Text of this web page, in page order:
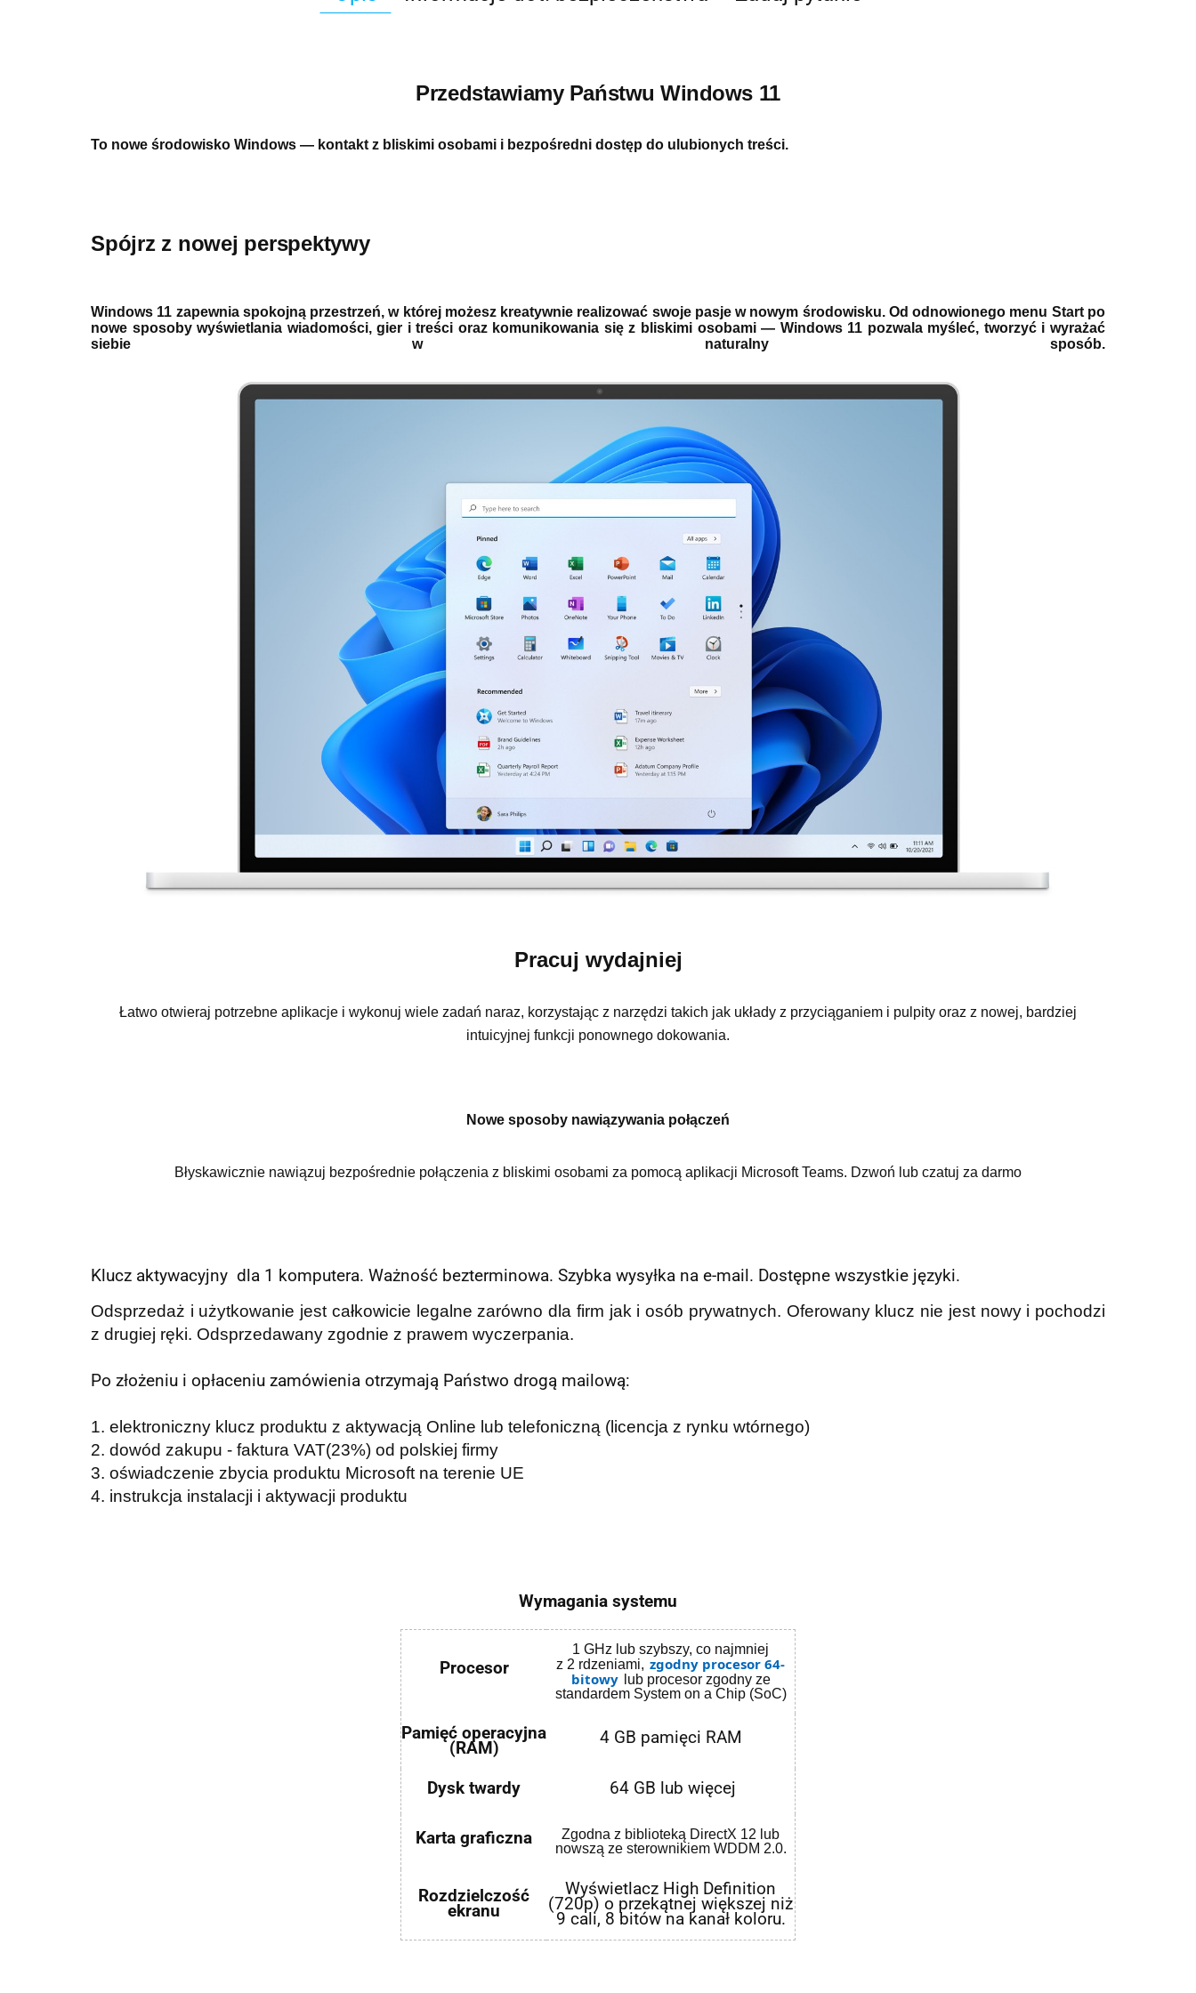
Przedstawiamy Państwu Windows 11
To nowe środowisko Windows — kontakt z bliskimi osobami i bezpośredni dostęp do ulubionych treści.
Spójrz z nowej perspektywy
Windows 11 zapewnia spokojną przestrzeń, w której możesz kreatywnie realizować swoje pasje w nowym środowisku. Od odnowionego menu Start po
nowe sposoby wyświetlania wiadomości, gier i treści oraz komunikowania się z bliskimi osobami — Windows 11 pozwala myśleć, tworzyć i wyrażać
siebie w naturalny sposób.
Pracuj wydajniej
Łatwo otwieraj potrzebne aplikacje i wykonuj wiele zadań naraz, korzystając z narzędzi takich jak układy z przyciąganiem i pulpity oraz z nowej, bardziej
intuicyjnej funkcji ponownego dokowania.
Nowe sposoby nawiązywania połączeń
Błyskawicznie nawiązuj bezpośrednie połączenia z bliskimi osobami za pomocą aplikacji Microsoft Teams. Dzwoń lub czatuj za darmo
Klucz aktywacyjny dla 1 komputera. Ważność bezterminowa. Szybka wysyłka na e-mail. Dostępne wszystkie języki.
Odsprzedaż i użytkowanie jest całkowicie legalne zarówno dla firm jak i osób prywatnych. Oferowany klucz nie jest nowy i pochodzi
z drugiej ręki. Odsprzedawany zgodnie z prawem wyczerpania.
Po złożeniu i opłaceniu zamówienia otrzymają Państwo drogą mailową:
1. elektroniczny klucz produktu z aktywacją Online lub telefoniczną (licencja z rynku wtórnego)
2. dowód zakupu - faktura VAT(23%) od polskiej firmy
3. oświadczenie zbycia produktu Microsoft na terenie UE
4. instrukcja instalacji i aktywacji produktu
Wymagania systemu
Procesor
1 GHz lub szybszy, co najmniej
z 2 rdzeniami, zgodny procesor 64-
bitowy
lub procesor zgodny ze
standardem System on a Chip (SoC)
Pamięć operacyjna
(RAM)
4 GB pamięci RAM
Dysk twardy 64 GB lub więcej
Karta graficzna
Zgodna z biblioteką DirectX 12 lub
nowszą ze sterownikiem WDDM 2.0.
Rozdzielczość
ekranu
Wyświetlacz High Definition
(720p) o przekątnej większej niż
9 cali, 8 bitów na kanał koloru.